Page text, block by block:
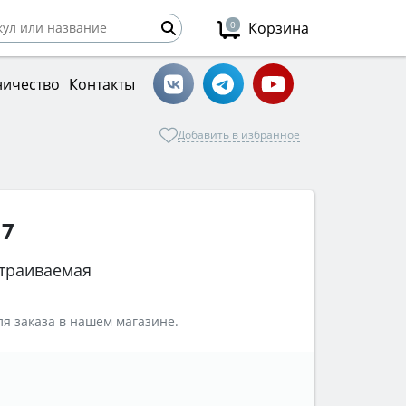
0 Корзина
Контакты
Добавить в избранное
заказа в нашем магазине.